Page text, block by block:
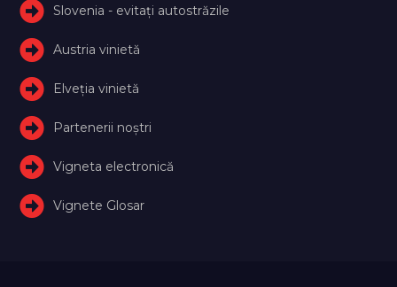
Slovenia - evitați autostrăzile
Austria vinietă
Elveţia vinietă
Partenerii noștri
Vigneta electronică
Vignete Glosar